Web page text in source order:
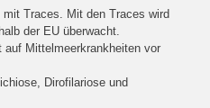
Traces. Mit den Traces wird
der EU überwacht.
Mittelmeerkrankheiten vor
Dirofilariose und